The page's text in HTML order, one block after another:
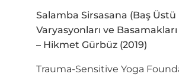
Salamba Sirsasana (Baş Üstü
Varyasyonları ve Basamakları
– Hikmet Gürbüz (2019)
Trauma-Sensitive Yoga